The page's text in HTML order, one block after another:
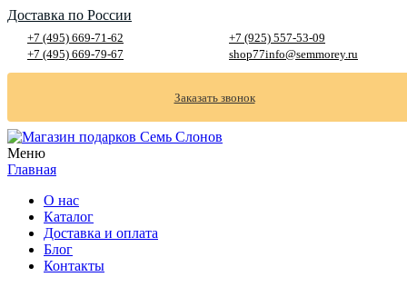
Доставка по России
+7 (495) 669-71-62
+7 (495) 669-79-67
+7 (925) 557-53-09
shop77info@semmorey.ru
Заказать звонок
Меню
Главная
О нас
Каталог
Доставка и оплата
Блог
Контакты